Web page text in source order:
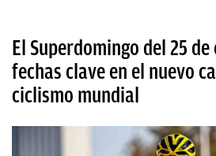
El Superdomingo del 25
fechas clave en el nuevo
ciclismo mundial